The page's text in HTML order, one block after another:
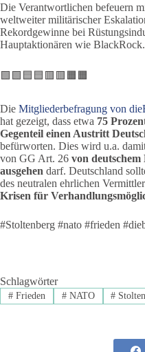
Die Verantwortlichen befeuern
weltweiter militärischer
Rekordgewinne bei
Hauptaktionären wie BlackRock.
🟩🟩🟦🟦🟥🟥🟧🟧
Die Mitgliederbefragung von
hat gezeigt, dass etwa 75
Gegenteil einen Austritt
befürworten. Dies wird u.a.
von GG Art. 26 von
ausgehen darf. Deutschland
des neutralen ehrlichen
Krisen für
#Stoltenberg #nato #frieden
Schlagwörter
#Frieden #NATO #